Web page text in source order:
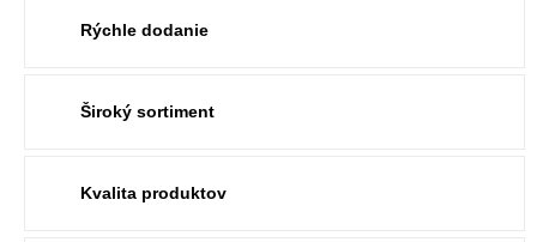
Rýchle dodanie
Široký sortiment
Kvalita produktov